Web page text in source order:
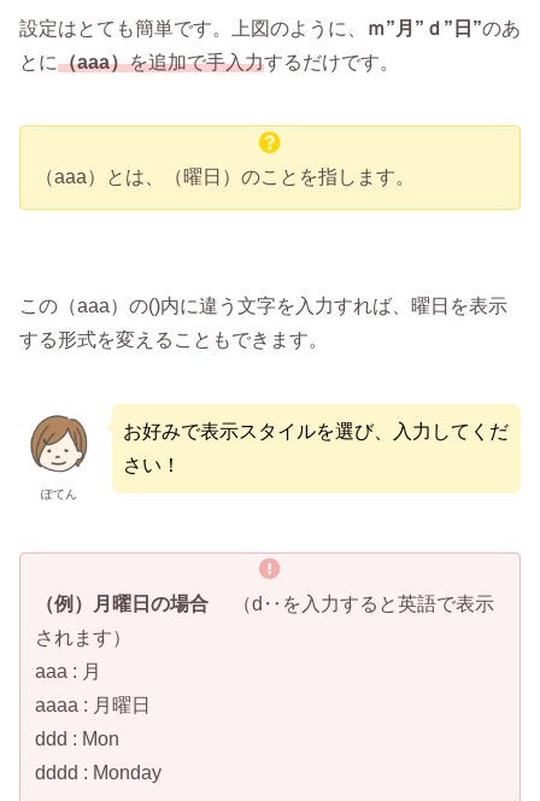
設定はとても簡単です。上図のように、 ｍ”月”ｄ”日”のあ
とに（aaa）を追加で手入力するだけです。
（aaa）とは、（曜日）のことを指します。
この（aaa）の()内に違う文字を入力すれば、曜日を表示
する形式を変えることもできます。
ぽてん
お好みで表示スタイルを選び、入力してくだ
さい！
（例）月曜日の場合 （d‥を入力すると英語で表示
されます）
aaa : 月
aaaa : 月曜日
ddd : Mon
dddd : Monday